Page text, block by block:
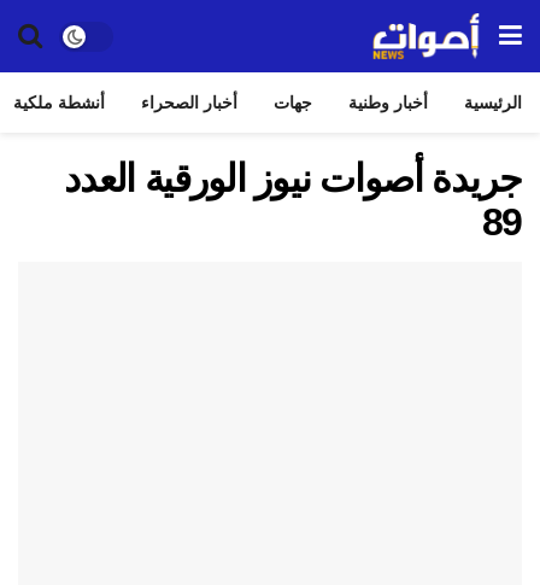
الرئيسية أخبار وطنية جهات أخبار الصحراء أنشطة ملكية
جريدة أصوات نيوز الورقية العدد
89